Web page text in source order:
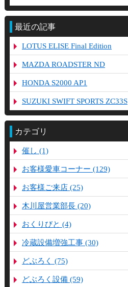
最近の記事
LOTUS ELISE Final Edition
MAZDA ROADSTER ND
HONDA S2000 AP1
SUZUKI SWIFT SPORTS ZC33S
カテゴリ
催し (1)
お客様愛車コーナー (129)
お客様ご来店 (25)
木川屋営業部長 (20)
おくりびと (4)
冷蔵設備増強工事 (30)
どぶろく (75)
どぶろく設備 (59)